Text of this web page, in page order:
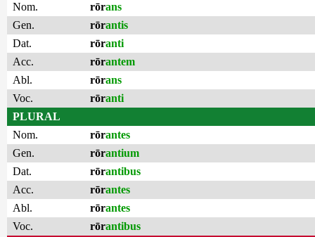
Nom.
rōrans
Gen.
rōrantis
Dat.
rōranti
Acc.
rōrantem
Abl.
rōrans
Voc.
rōranti
PLURAL
Nom.
rōrantes
Gen.
rōrantium
Dat.
rōrantibus
Acc.
rōrantes
Abl.
rōrantes
Voc.
rōrantibus